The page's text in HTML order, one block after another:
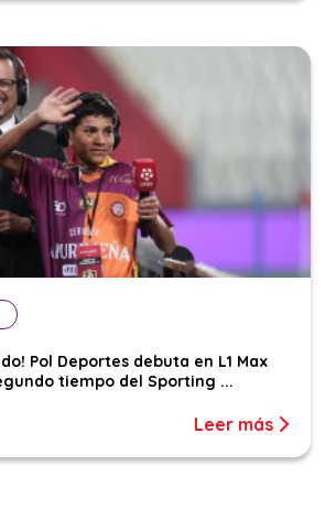
Pol Deportes debuta en L1 Max
tiempo del Sporting ...
Leer más